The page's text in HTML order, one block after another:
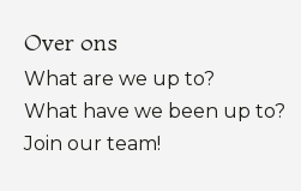
Over ons
What are we up to?
What have we been up to?
Join our team!